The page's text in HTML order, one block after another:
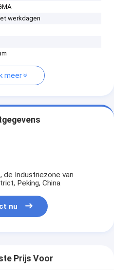
werkdagen
meer
de Industriezone van
Peking, China
nu
Prijs Voor